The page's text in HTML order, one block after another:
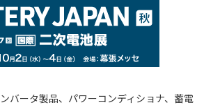
バータ製品、パワーコンディショナ、蓄電